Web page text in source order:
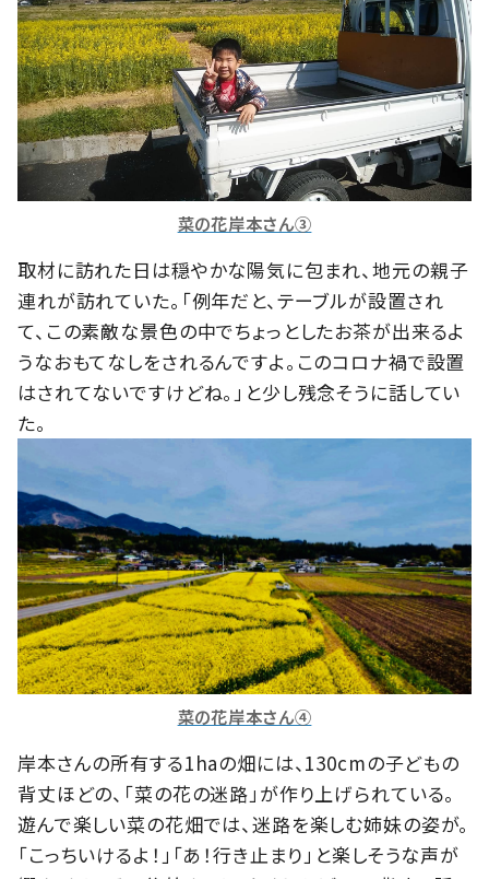
菜の花岸本さん③
取材に訪れた日は穏やかな陽気に包まれ、地元の親子
連れが訪れていた。「例年だと、テーブルが設置され
て、この素敵な景色の中でちょっとしたお茶が出来るよ
うなおもてなしをされるんですよ。このコロナ禍で設置
はされてないですけどね。」と少し残念そうに話してい
た。
菜の花岸本さん④
岸本さんの所有する1haの畑には、130cmの子どもの
背丈ほどの、「菜の花の迷路」が作り上げられている。
遊んで楽しい菜の花畑では、迷路を楽しむ姉妹の姿が。
「こっちいけるよ！」「あ！行き止まり」と楽しそうな声が